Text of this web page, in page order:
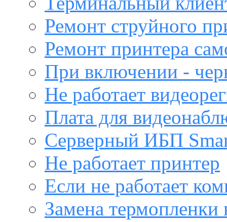
Ремонт струйного
Ремонт принтера
При включении -
Не работает
Плата для
Серверный ИБП
Не работает принтер
Если не работает
Замена термопленки